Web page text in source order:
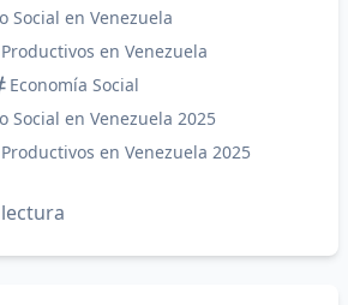
Social en Venezuela
en Venezuela
Economía Social
Social en Venezuela 2025
en Venezuela 2025